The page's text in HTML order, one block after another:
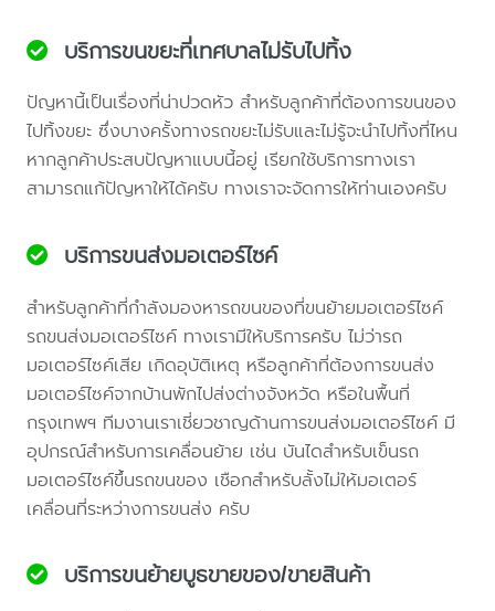
บริการขนขยะที่เทศบาลไม่รับไปทิ้ง
ปัญหานี้เป็นเรื่องที่น่าปวดหัว สำหรับลูกค้าที่ต้องการขนของ
ไปทิ้งขยะ ซึ่งบางครั้งทางรถขยะไม่รับและไม่รู้จะนำไปทิ้งที่ไหน
หากลูกค้าประสบปัญหาแบบนี้อยู่ เรียกใช้บริการทางเรา
สามารถแก้ปัญหาให้ได้ครับ ทางเราจะจัดการให้ท่านเองครับ
บริการขนส่งมอเตอร์ไซค์
สำหรับลูกค้าที่กำลังมองหารถขนของที่ขนย้ายมอเตอร์ไซค์
รถขนส่งมอเตอร์ไซค์ ทางเรามีให้บริการครับ ไม่ว่ารถ
มอเตอร์ไซค์เสีย เกิดอุบัติเหตุ หรือลูกค้าที่ต้องการขนส่ง
มอเตอร์ไซค์จากบ้านพักไปส่งต่างจังหวัด หรือในพื้นที่
กรุงเทพฯ ทีมงานเราเชี่ยวชาญด้านการขนส่งมอเตอร์ไซค์ มี
อุปกรณ์สำหรับการเคลื่อนย้าย เช่น บันไดสำหรับเข็นรถ
มอเตอร์ไซค์ขึ้นรถขนของ เชือกสำหรับลั้งไม่ให้มอเตอร์
เคลื่อนที่ระหว่างการขนส่ง ครับ
บริการขนย้ายบูธขายของ/ขายสินค้า